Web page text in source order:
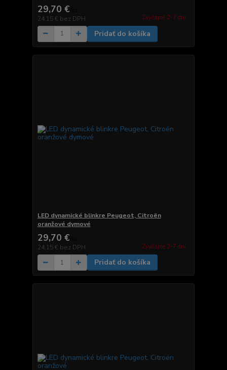
29,70 €
24,15 € bez DPH Zvyčajne 2-7 dni.
Pridať do košíka
LED dynamické blinkre Peugeot, Citroën
oranžové dymové
29,70 €
24,15 € bez DPH Zvyčajne 2-7 dni.
Pridať do košíka